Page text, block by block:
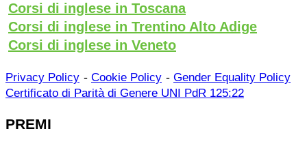
Corsi di inglese in Toscana
Corsi di inglese in Trentino Alto Adige
Corsi di inglese in Veneto
Privacy Policy - Cookie Policy - Gender Equality Policy
Certificato di Parità di Genere UNI PdR 125:22
PREMI